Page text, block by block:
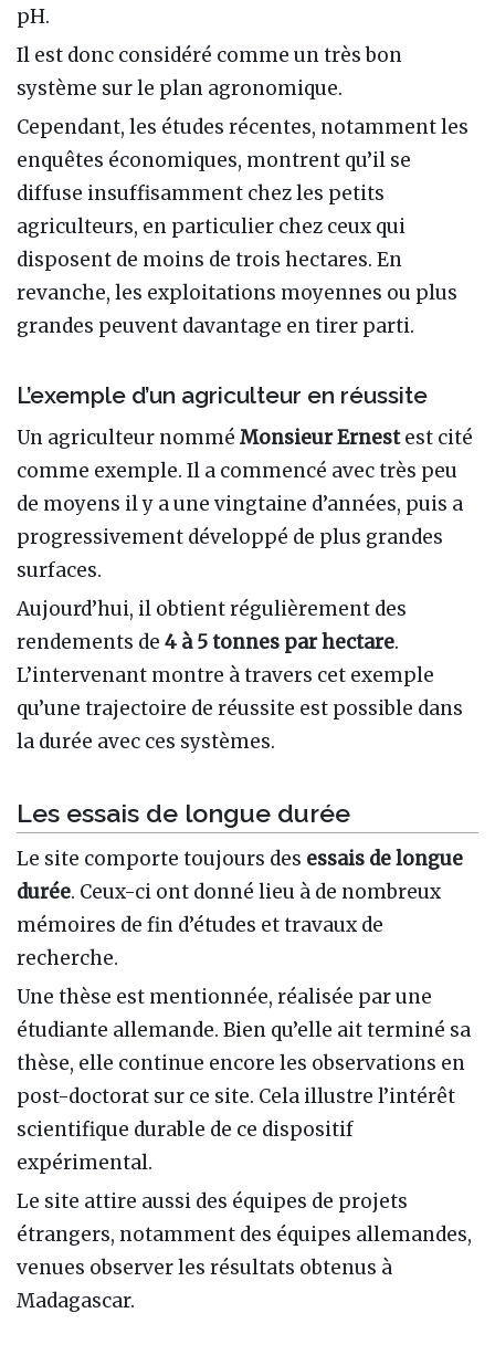
pH.
Il est donc considéré comme un très bon
système sur le plan agronomique.
Cependant, les études récentes, notamment les
enquêtes économiques, montrent qu’il se
diffuse insuffisamment chez les petits
agriculteurs, en particulier chez ceux qui
disposent de moins de trois hectares. En
revanche, les exploitations moyennes ou plus
grandes peuvent davantage en tirer parti.
L’exemple d’un agriculteur en réussite
Un agriculteur nommé Monsieur Ernestest cité
comme exemple. Il a commencé avec très peu
de moyens il y a une vingtaine d’années, puis a
progressivement développé de plus grandes
surfaces.
Aujourd’hui, il obtient régulièrement des
rendements de 4 à 5 tonnes par hectare.
L’intervenant montre à travers cet exemple
qu’une trajectoire de réussite est possible dans
la durée avec ces systèmes.
Les essais de longue durée
Le site comporte toujours des essais de longue
durée. Ceux-ci ont donné lieu à de nombreux
mémoires de fin d’études et travaux de
recherche.
Une thèse est mentionnée, réalisée par une
étudiante allemande. Bien qu’elle ait terminé sa
thèse, elle continue encore les observations en
post-doctorat sur ce site. Cela illustre l’intérêt
scientifique durable de ce dispositif
expérimental.
Le site attire aussi des équipes de projets
étrangers, notamment des équipes allemandes,
venues observer les résultats obtenus à
Madagascar.